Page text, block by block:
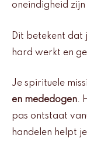
oneindigheid
Dit betekent dat
hard werkt en
Je spirituele
en mededogen.
pas ontstaat
handelen helpt